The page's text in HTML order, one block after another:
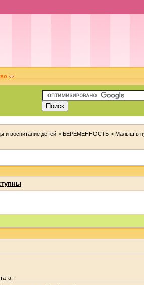
и воспитание детей > БЕРЕМЕННОСТЬ > Малыш в